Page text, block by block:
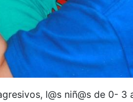
l@s niñ@s de 0- 3